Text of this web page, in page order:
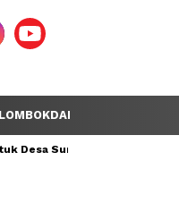
Desa Sumber Mata Air